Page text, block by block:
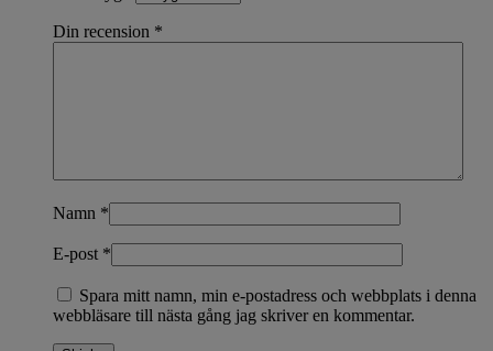
Din recension *
Namn *
E-post *
Spara mitt namn, min e-postadress och webbplats i denna
webbläsare till nästa gång jag skriver en kommentar.